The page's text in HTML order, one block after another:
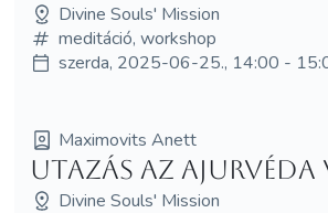
Divine Souls' Mission
meditáció, workshop
szerda, 2025-06-25., 14:00 -
Maximovits Anett
Utazás az ajurvéda
Divine Souls' Mission